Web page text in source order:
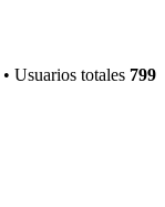
• Usuarios totales 799